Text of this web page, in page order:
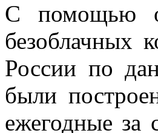
С помощью
безоблачных
России по
были
ежегодные за